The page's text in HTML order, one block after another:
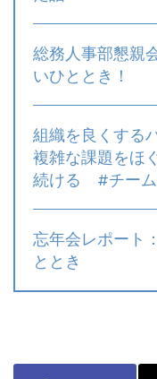
総務人事部懇親
いひととき！
組織を良くする
複雑な課題をほ
続ける #チーム
忘年会レポート
ととき